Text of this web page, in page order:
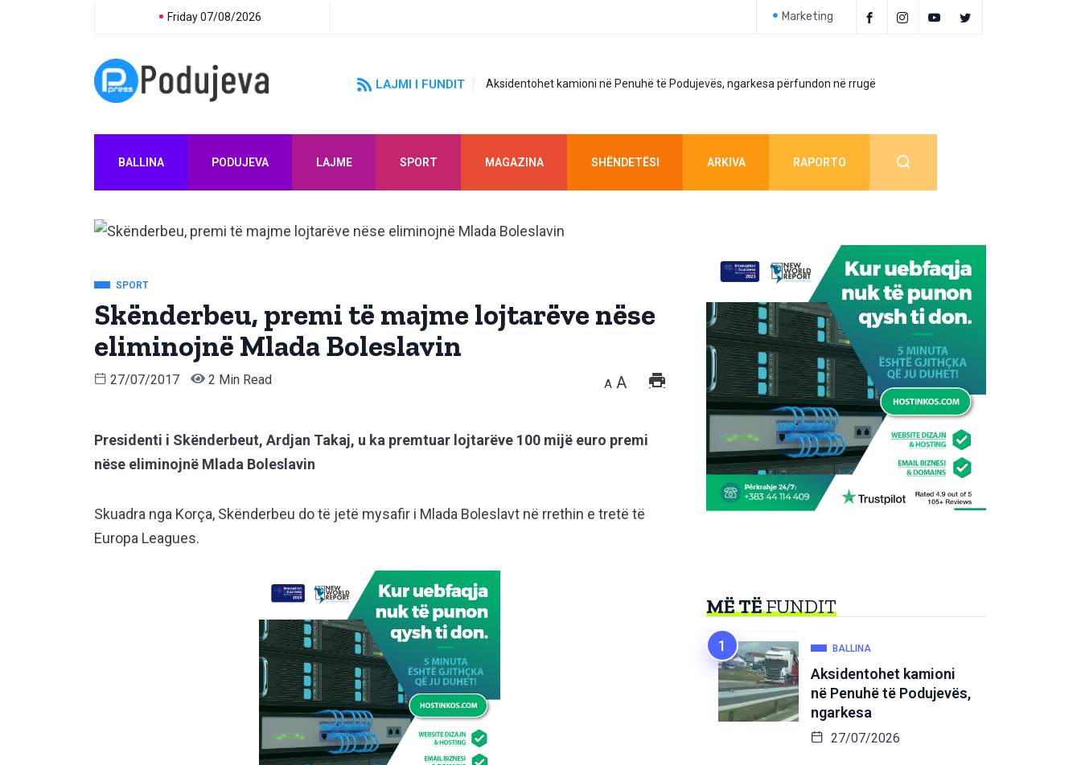
Friday 07/08/2026 Marketing
LAJMI I FUNDIT Aksidentohet kamioni në Penuhë të Podujevës, ngarkesa përfundon në rrugë
BALLINA PODUJEVA LAJME SPORT MAGAZINA SHËNDETËSI ARKIVA RAPORTO
SPORT
Skënderbeu, premi të majme lojtarëve nëse
eliminojnë Mlada Boleslavin
27/07/2017 2 Min Read A A
Presidenti i Skënderbeut, Ardjan Takaj, u ka premtuar lojtarëve 100 mijë euro premi
nëse eliminojnë Mlada Boleslavin
Skuadra nga Korça, Skënderbeu do të jetë mysafir i Mlada Boleslavt në rrethin e tretë të
Europa Leagues.
MË TËFUNDIT
BALLINA
Aksidentohet kamioni
në Penuhë të Podujevës,
ngarkesa
27/07/2026